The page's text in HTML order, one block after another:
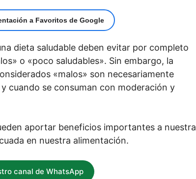
a Favoritos de Google
dieta saludable deben evitar por completo
o «poco saludables». Sin embargo, la
«malos» son necesariamente
cuando se consuman con moderación y
aportar beneficios importantes a nuestra
en nuestra alimentación.
canal de WhatsApp